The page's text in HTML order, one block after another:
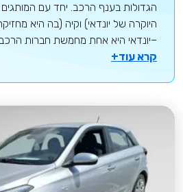
הגדולות בענף הרכב. יחד עם
היוקרה של יונדאי) וקיה (בה היא
–יונדאי היא אחת מחמשת חברות
קרא עוד+